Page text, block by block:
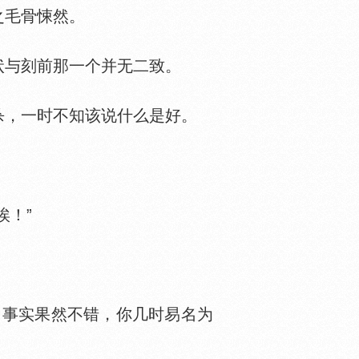
骨悚然。
刻前那一个并无二致。
一时不知该说什么是好。
！”
实果然不错，你几时易名为